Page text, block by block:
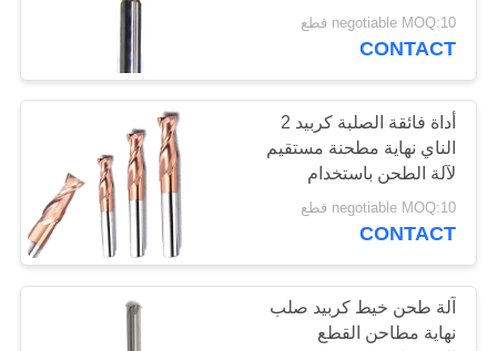
معلومات
جولة
المعمل
مراقبة
الجودة
طحن الحبوب الدقيقة
negotiable MOQ:10 قطع
CONTACT
أداة فائقة الصلبة كربيد 2
الناي نهاية مطحنة مستقيم
لآلة الطحن باستخدام
الحاسب الآلي
negotiable MOQ:10 قطع
CONTACT
آلة طحن خيط كربيد صلب
نهاية مطاحن القطع